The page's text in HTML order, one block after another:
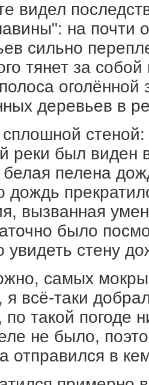
видел
на почти
сильно
тянет за
деревьев в
стеной:
реки был
белая пелена
дождь
вызванная
было
увидеть стену
самых
всё-таки
по такой погоде
не было,
отправился в